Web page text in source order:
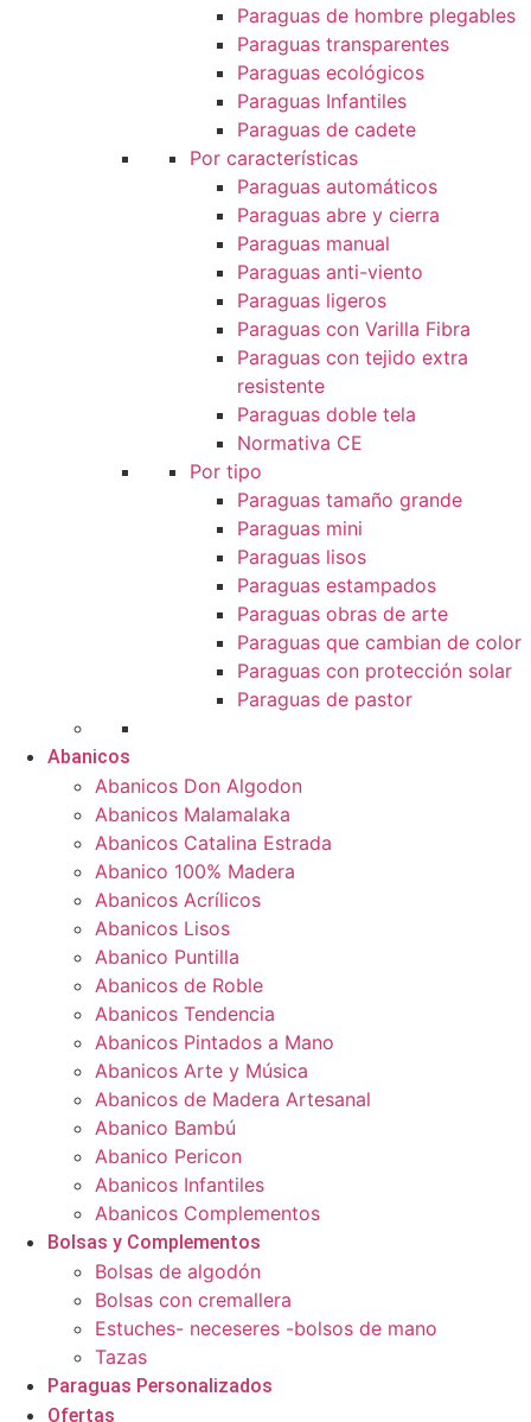
Paraguas de hombre plegables
Paraguas transparentes
Paraguas ecológicos
Paraguas Infantiles
Paraguas de cadete
Por características
Paraguas automáticos
Paraguas abre y cierra
Paraguas manual
Paraguas anti-viento
Paraguas ligeros
Paraguas con Varilla Fibra
Paraguas con tejido extra
resistente
Paraguas doble tela
Normativa CE
Por tipo
Paraguas tamaño grande
Paraguas mini
Paraguas lisos
Paraguas estampados
Paraguas obras de arte
Paraguas que cambian de color
Paraguas con protección solar
Paraguas de pastor
Abanicos
Abanicos Don Algodon
Abanicos Malamalaka
Abanicos Catalina Estrada
Abanico 100% Madera
Abanicos Acrílicos
Abanicos Lisos
Abanico Puntilla
Abanicos de Roble
Abanicos Tendencia
Abanicos Pintados a Mano
Abanicos Arte y Música
Abanicos de Madera Artesanal
Abanico Bambú
Abanico Pericon
Abanicos Infantiles
Abanicos Complementos
Bolsas y Complementos
Bolsas de algodón
Bolsas con cremallera
Estuches- neceseres -bolsos de mano
Tazas
Paraguas Personalizados
Ofertas